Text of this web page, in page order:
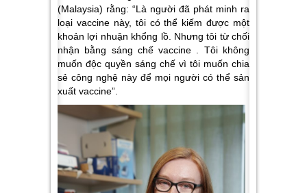
(Malaysia) rằng: “Là người đã phát minh ra
loại vaccine này, tôi có thể kiếm được một
khoản lợi nhuận khổng lồ. Nhưng tôi từ chối
nhận bằng sáng chế vaccine . Tôi không
muốn độc quyền sáng chế vì tôi muốn chia
sẻ công nghệ này để mọi người có thể sản
xuất vaccine”.